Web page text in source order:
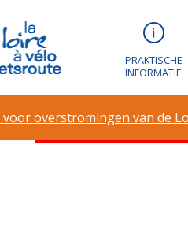
PRAKTISCHE
INFORMATIE
overstromingen van de